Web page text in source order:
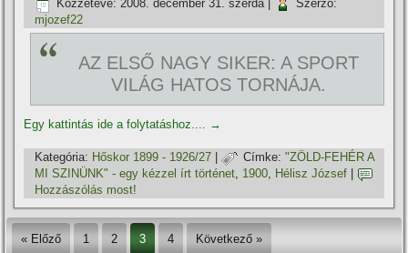
Közzétéve: 2008. december 31. szerda|
Szerző:
mjozef22
AZ ELSŐ NAGY SIKER: A SPORT
VILÁG HATOS TORNÁJA.
Egy kattintás ide a folytatáshoz.... →
Kategória: Hőskor 1899 - 1926/27 | Címke: "ZÖLD-FEHÉR A
MI SZINÜNK" - egy kézzel í­rt történet, 1900, Hélisz József
Hozzászólás most!
« Előző 1 2 3 4 Következő »